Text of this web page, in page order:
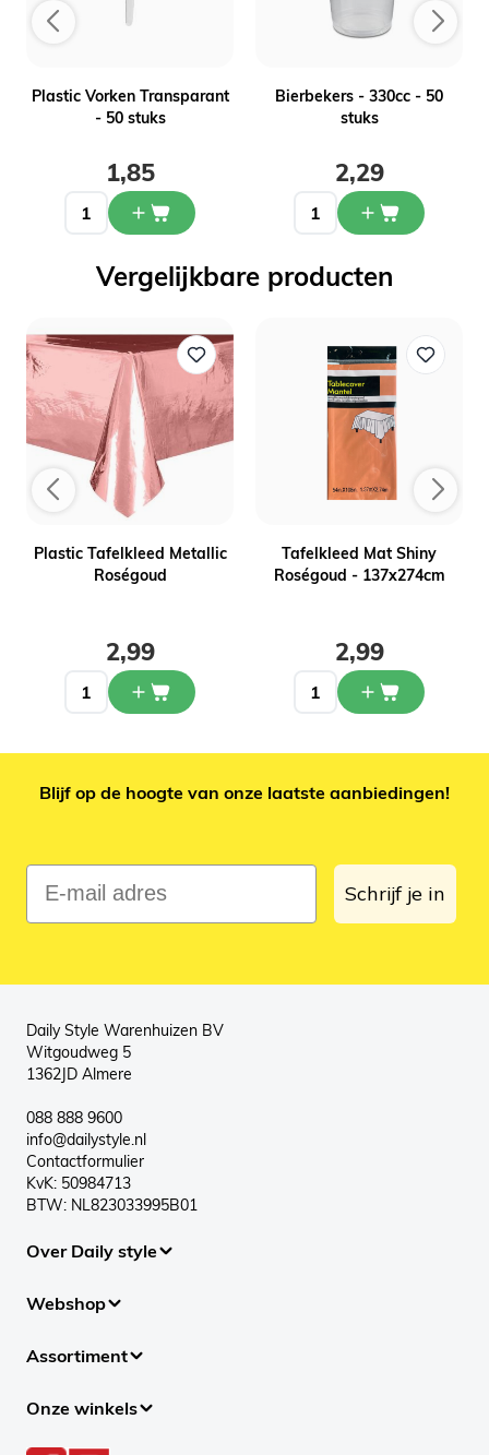
Plastic Vorken Transparant
- 50 stuks
1,85
Bierbekers - 330cc - 50
stuks
2,29
Vergelijkbare producten
Plastic Tafelkleed Metallic
Roségoud
2,99
Tafelkleed Mat Shiny
Roségoud - 137x274cm
2,99
Blijf op de hoogte van onze laatste aanbiedingen!
E-mail adres
Schrijf je in
Daily Style Warenhuizen BV
Witgoudweg 5
1362JD Almere
088 888 9600
info@dailystyle.nl
Contactformulier
KvK: 50984713
BTW: NL823033995B01
Over Daily style
Webshop
Assortiment
Onze winkels